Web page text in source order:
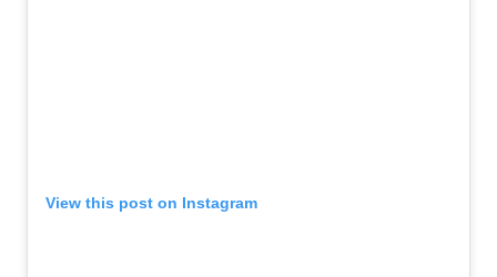
View this post on Instagram